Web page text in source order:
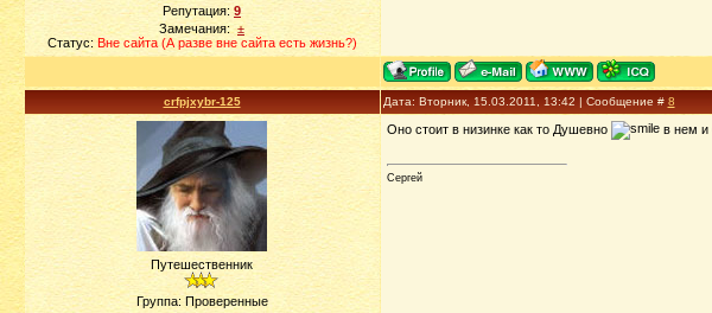
Репутация: 9
Замечания: ±
Статус: Вне сайта (А разве вне сайта есть жизнь?)
crfpjxybr-125 Дата: Вторник, 15.03.2011, 13:42 | Сообщение # 8
Путешественник
Группа: Проверенные
Оно стоит в низинке как то Душевно в нем и
Сергей